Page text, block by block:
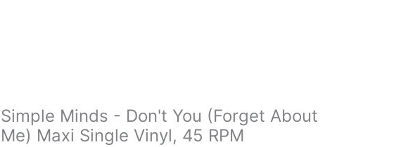
Simple Minds - Don't You (Forget About
Me) Maxi Single Vinyl, 45 RPM